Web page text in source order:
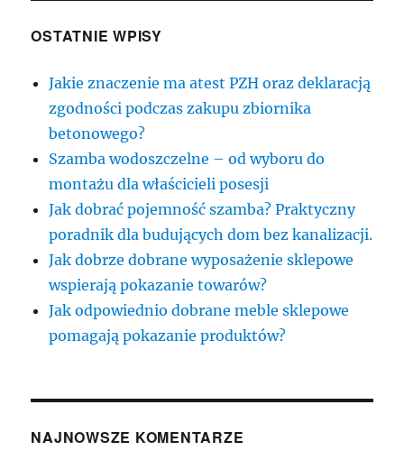
OSTATNIE WPISY
Jakie znaczenie ma atest PZH oraz deklaracją
zgodności podczas zakupu zbiornika
betonowego?
Szamba wodoszczelne – od wyboru do
montażu dla właścicieli posesji
Jak dobrać pojemność szamba? Praktyczny
poradnik dla budujących dom bez kanalizacji.
Jak dobrze dobrane wyposażenie sklepowe
wspierają pokazanie towarów?
Jak odpowiednio dobrane meble sklepowe
pomagają pokazanie produktów?
NAJNOWSZE KOMENTARZE